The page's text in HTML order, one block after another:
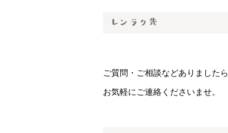
ご質問・ご相談などありましたら
お気軽にご連絡くださいませ。